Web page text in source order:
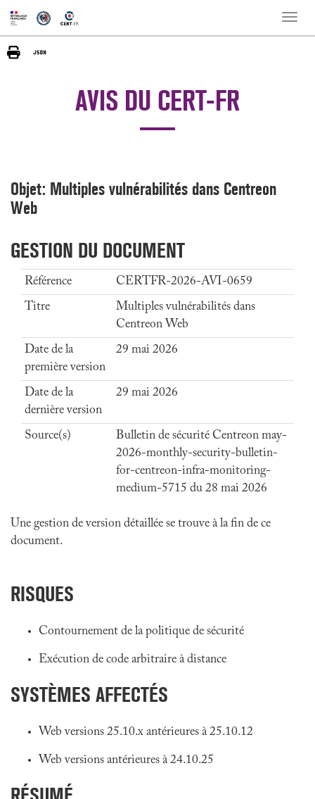
Toggle
AVIS DU CERT-FR
Objet: Multiples vulnérabilités dans Centreon
Web
GESTION DU DOCUMENT
Référence
CERTFR-2026-AVI-0659
Titre
Multiples vulnérabilités dans
Centreon Web
Date de la
première version
29 mai 2026
Date de la
dernière version
29 mai 2026
Source(s)
Bulletin de sécurité Centreon may-
2026-monthly-security-bulletin-
for-centreon-infra-monitoring-
medium-5715 du 28 mai 2026
Une gestion de version détaillée se trouve à la fin de ce
document.
RISQUES
Contournement de la politique de sécurité
Exécution de code arbitraire à distance
SYSTÈMES AFFECTÉS
Web versions 25.10.x antérieures à 25.10.12
Web versions antérieures à 24.10.25